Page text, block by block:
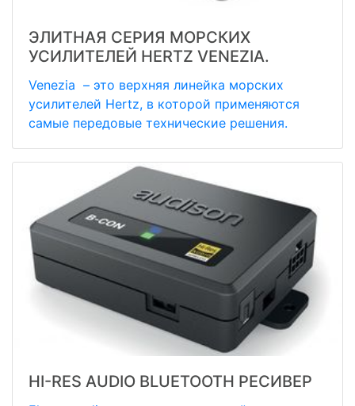
ЭЛИТНАЯ СЕРИЯ МОРСКИХ
УСИЛИТЕЛЕЙ HERTZ VENEZIA.
Venezia – это верхняя линейка морских
усилителей Hertz, в которой применяются
самые передовые технические решения.
HI-RES AUDIO BLUETOOTH РЕСИВЕР